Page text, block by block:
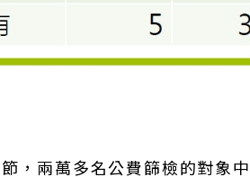
，兩萬多名公費篩檢的對象